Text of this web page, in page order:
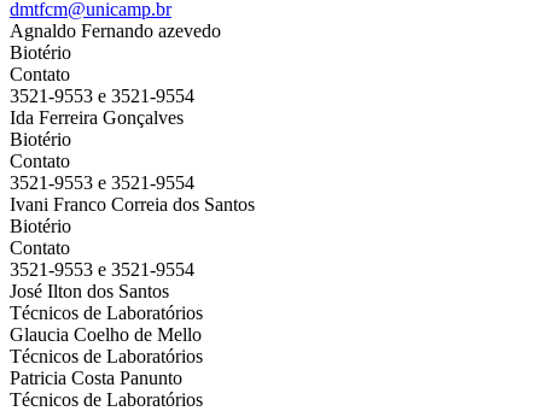
dmtfcm@unicamp.br
Agnaldo Fernando azevedo
Biotério
Contato
3521-9553 e 3521-9554
Ida Ferreira Gonçalves
Biotério
Contato
3521-9553 e 3521-9554
Ivani Franco Correia dos Santos
Biotério
Contato
3521-9553 e 3521-9554
José Ilton dos Santos
Técnicos de Laboratórios
Glaucia Coelho de Mello
Técnicos de Laboratórios
Patricia Costa Panunto
Técnicos de Laboratórios